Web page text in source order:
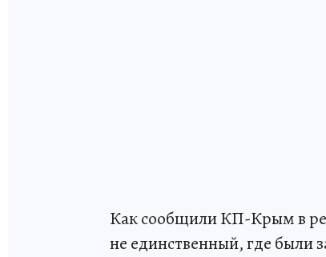
Как сообщили КП-Крым в
не единственный, где были